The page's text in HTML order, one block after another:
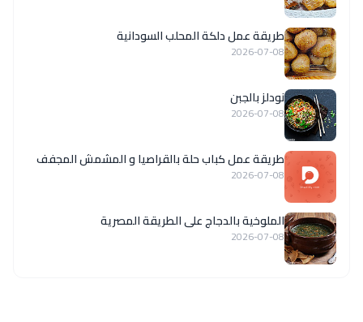
طريقة عمل دلكة المحلب السودانية
2026-07-08
نودلز بالجبن
2026-07-08
طريقة عمل كباب حلة بالقراصيا و المشمش المجفف
2026-07-08
الملوخية بالدجاج على الطريقة المصرية
2026-07-08